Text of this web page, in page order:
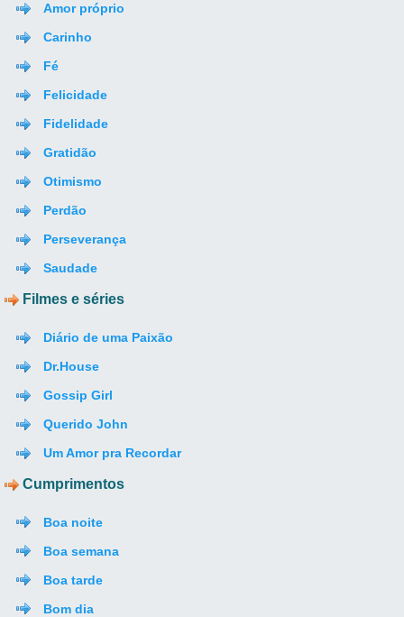
Amor próprio
Carinho
Fé
Felicidade
Fidelidade
Gratidão
Otimismo
Perdão
Perseverança
Saudade
Filmes e séries
Diário de uma Paixão
Dr.House
Gossip Girl
Querido John
Um Amor pra Recordar
Cumprimentos
Boa noite
Boa semana
Boa tarde
Bom dia